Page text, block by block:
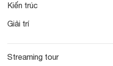
Kiến trúc
Giải trí
Streaming tour